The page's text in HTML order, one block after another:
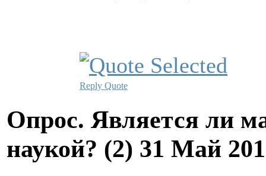
Reply Quote
Опрос. Является ли
наукой? (2) 31 Май